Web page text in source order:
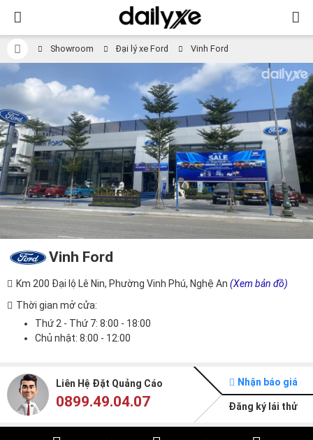
Showroom Đại lý xe Ford Vinh Ford
Vinh Ford
Km 200 Đại lộ Lê Nin, Phường Vinh Phú, Nghệ An (Xem bản đồ)
Thời gian mở cửa:
Thứ 2 - Thứ 7: 8:00 - 18:00
Chủ nhật: 8:00 - 12:00
Liên Hệ Đặt Quảng Cáo
0899.49.04.07
Nhận báo giá
Đăng ký lái thử